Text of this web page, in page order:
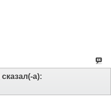
сказал(-а):